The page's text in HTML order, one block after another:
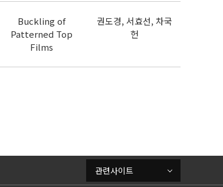
Buckling of
Patterned Top
Films
권도경, 서효선, 차국
헌
관련사이트